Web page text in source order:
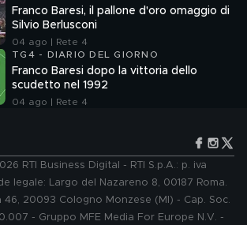
Franco Baresi, il pallone d'oro omaggio di
Silvio Berlusconi
04 ago | Rete 4
TG4 - DIARIO DEL GIORNO
Franco Baresi dopo la vittoria dello
scudetto nel 1992
04 ago | Rete 4
RTI Business Digital - RTI S.p.A.: p. iva
legale: Largo del Nazareno 8, 00187 Roma.
46, 20093 Cologno Monzese (MI) - Cap. Soc.
- Gruppo MFE Media For Europe N.V. -